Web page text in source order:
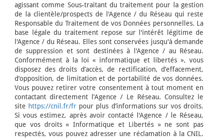
agissant comme Sous-traitant du traitement pour la gestion
de la clientèle/prospects de l'Agence / du Réseau qui reste
Responsable du Traitement de vos Données personnelles. La
base légale du traitement repose sur l'intérêt légitime de
l'Agence / du Réseau. Elles sont conservées jusqu'à demande
de suppression et sont destinées à l'Agence / au Réseau.
Conformément à la loi « informatique et libertés », vous
disposez des droits d’accès, de rectification, d’effacement,
d’opposition, de limitation et de portabilité de vos données.
Vous pouvez retirer votre consentement à tout moment en
contactant directement l’Agence / Le Réseau. Consultez le
site https://cnil.fr/fr pour plus d’informations sur vos droits.
Si vous estimez, après avoir contacté l'Agence / le Réseau,
que vos droits « Informatique et Libertés » ne sont pas
respectés, vous pouvez adresser une réclamation à la CNIL.